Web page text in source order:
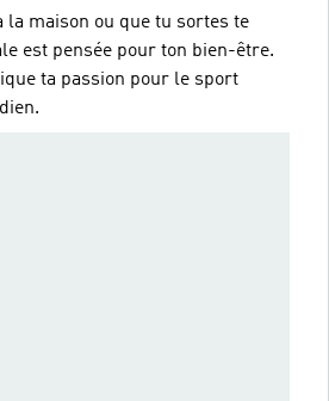
la maison ou que tu sortes te
est pensée pour ton bien-être.
ta passion pour le sport